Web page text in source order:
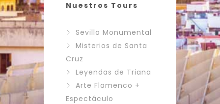
Nuestros Tours
Sevilla Monumental
Misterios de Santa
Cruz
Leyendas de Triana
Arte Flamenco +
Espectáculo